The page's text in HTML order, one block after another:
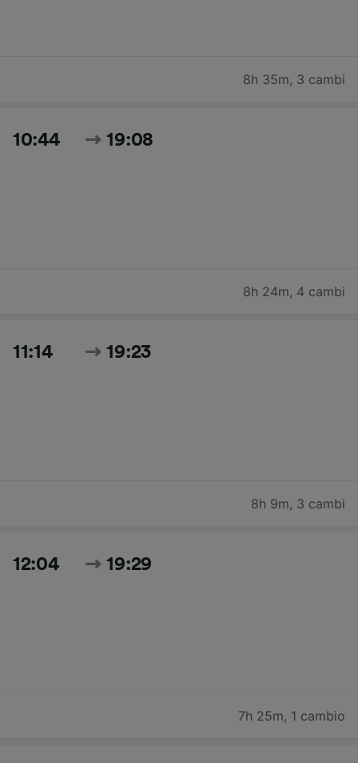
8h 35m, 3 cambi
10:44 19:08
8h 24m, 4 cambi
11:14 19:23
8h 9m, 3 cambi
12:04 19:29
7h 25m, 1 cambio